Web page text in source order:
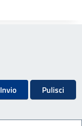
Invio Pulisci